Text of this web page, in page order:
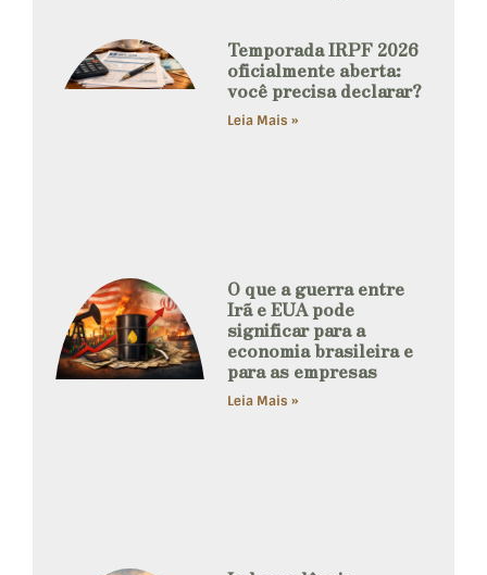
Temporada IRPF 2026
oficialmente aberta:
você precisa declarar?
Leia Mais »
O que a guerra entre
Irã e EUA pode
significar para a
economia brasileira e
para as empresas
Leia Mais »